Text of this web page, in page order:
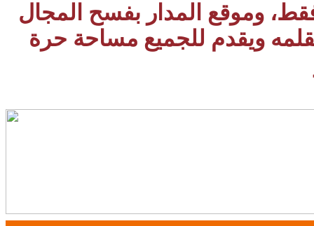
وموقع المدار بفسح المجال
ويقدم للجميع مساحة حرة